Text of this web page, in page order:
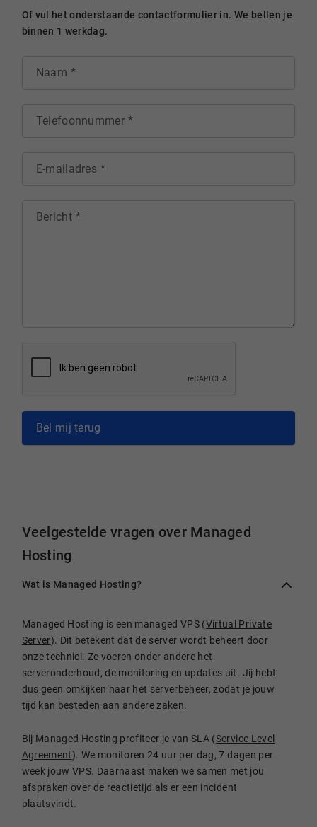
Of vul het onderstaande contactformulier in. We bellen je
binnen 1 werkdag.
Naam
Telefoonnummer
E-mailadres
Bericht
Bel mij terug
Veelgestelde vragen over Managed
Hosting
Wat is Managed Hosting?
Managed Hosting is een managed VPS (Virtual Private
Server). Dit betekent dat de server wordt beheert door
onze technici. Ze voeren onder andere het
serveronderhoud, de monitoring en updates uit. Jij hebt
dus geen omkijken naar het serverbeheer, zodat je jouw
tijd kan besteden aan andere zaken.
Bij Managed Hosting profiteer je van SLA (Service Level
Agreement). We monitoren 24 uur per dag, 7 dagen per
week jouw VPS. Daarnaast maken we samen met jou
afspraken over de reactietijd als er een incident
plaatsvindt.